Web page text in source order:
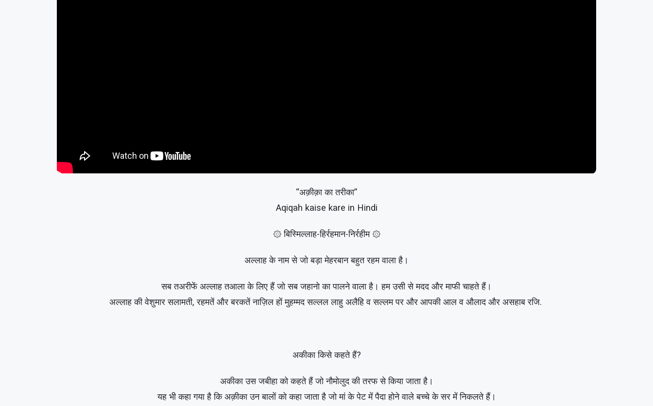
“अक़ीक़ा का तरीका”
Aqiqah kaise kare in Hindi
۞ बिस्मिल्लाह-हिर्रहमान-निर्रहीम ۞
अल्लाह के नाम से जो बड़ा मेहरबान बहुत रहम वाला है।
सब तअरीफें अल्लाह तआला के लिए हैं जो सब जहानो का पालने वाला है। हम उसी से मदद और माफी चाहते हैं।
अल्लाह की वेशुमार सलामती, रहमतें और बरकतें नाज़िल हों मुहम्मद सल्लल लाहु अलैहि व सल्लम पर और आपकी आल व औलाद और असहाब रजि.
अकीका किसे कहते हैं?
अकीका उस जबीहा को कहते हैं जो नौमोलुद की तरफ से किया जाता है।
यह भी कहा गया है कि अक़ीका उन बालों को कहा जाता है जो मां के पेट में पैदा होने वाले बच्चे के सर में निकलते हैं।